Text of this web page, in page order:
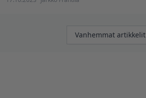
Artikkelien
Vanhemmat artikkelit